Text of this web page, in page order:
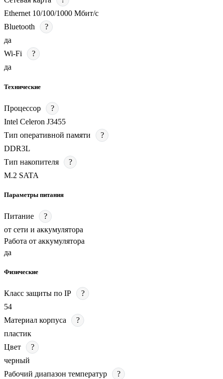
Ethernet 10/100/1000 Мбит/с
Bluetooth
?
да
Wi-Fi
?
да
Технические
Процессор
?
Intel Celeron J3455
Тип оперативной памяти
?
DDR3L
Тип накопителя
?
M.2 SATA
Параметры питания
Питание
?
от сети и аккумулятора
Работа от аккумулятора
да
Физические
Класс защиты по IP
?
54
Материал корпуса
?
пластик
Цвет
?
черный
Рабочий диапазон температур
?